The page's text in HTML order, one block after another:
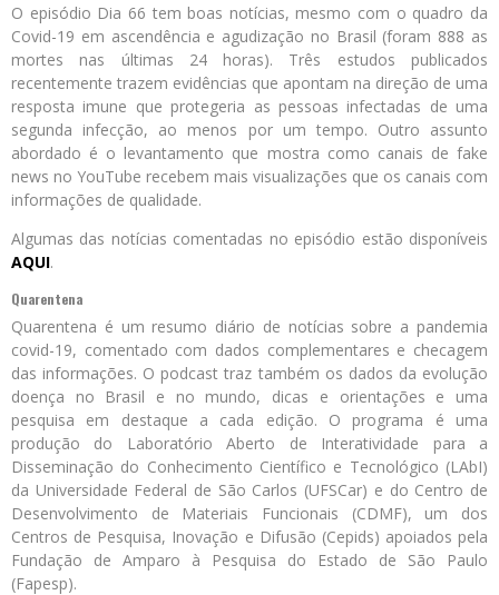
O episódio Dia 66 tem boas notícias, mesmo com o quadro da
Covid-19 em ascendência e agudização no Brasil (foram 888 as
mortes nas últimas 24 horas). Três estudos publicados
recentemente trazem evidências que apontam na direção de uma
resposta imune que protegeria as pessoas infectadas de uma
segunda infecção, ao menos por um tempo. Outro assunto
abordado é o levantamento que mostra como canais de fake
news no YouTube recebem mais visualizações que os canais com
informações de qualidade.
Algumas das notícias comentadas no episódio estão disponíveis
AQUI.
Quarentena
Quarentena é um resumo diário de notícias sobre a pandemia
covid-19, comentado com dados complementares e checagem
das informações. O podcast traz também os dados da evolução
doença no Brasil e no mundo, dicas e orientações e uma
pesquisa em destaque a cada edição. O programa é uma
produção do Laboratório Aberto de Interatividade para a
Disseminação do Conhecimento Científico e Tecnológico (LAbI)
da Universidade Federal de São Carlos (UFSCar) e do Centro de
Desenvolvimento de Materiais Funcionais (CDMF), um dos
Centros de Pesquisa, Inovação e Difusão (Cepids) apoiados pela
Fundação de Amparo à Pesquisa do Estado de São Paulo
(Fapesp).